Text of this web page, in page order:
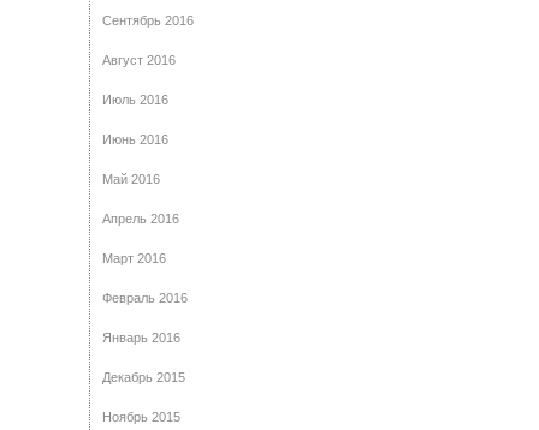
Сентябрь 2016
Август 2016
Июль 2016
Июнь 2016
Май 2016
Апрель 2016
Март 2016
Февраль 2016
Январь 2016
Декабрь 2015
Ноябрь 2015